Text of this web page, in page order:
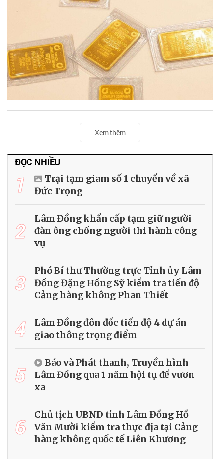
Xem thêm
ĐỌC NHIỀU
1
Trại tạm giam số 1 chuyển về xã
Đức Trọng
2
Lâm Đồng khẩn cấp tạm giữ người
đàn ông chống người thi hành công
vụ
3
Phó Bí thư Thường trực Tỉnh ủy Lâm
Đồng Đặng Hồng Sỹ kiểm tra tiến độ
Cảng hàng không Phan Thiết
4
Lâm Đồng đôn đốc tiến độ 4 dự án
giao thông trọng điểm
5
Báo và Phát thanh, Truyền hình
Lâm Đồng qua 1 năm hội tụ để vươn
xa
6
Chủ tịch UBND tỉnh Lâm Đồng Hồ
Văn Mười kiểm tra thực địa tại Cảng
hàng không quốc tế Liên Khương